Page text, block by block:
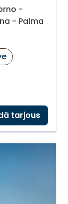
-
- Palma
tarjous